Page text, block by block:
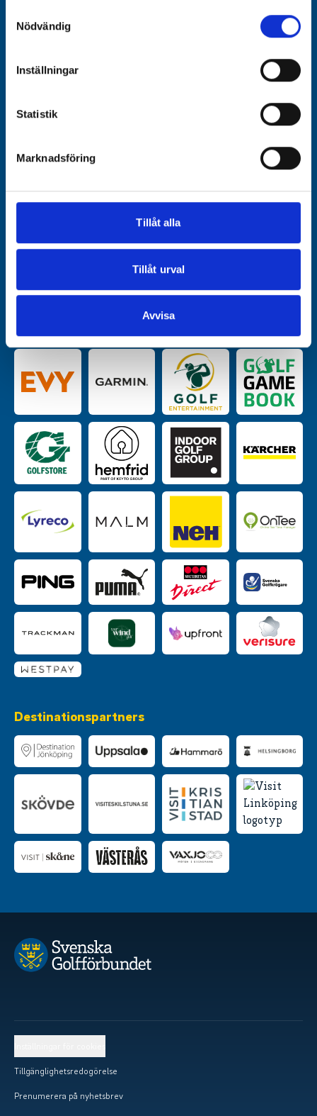
kan ha en noggrannhet på upp till flera meter
Ta reda på mer om hur dina personliga uppgifter
Du kan ändra eller dra tillbaka ditt samtycke när som
Vi använder enhetsidentifierare för att anpassa innehållet
för sociala medier och analysera vår trafik. Vi
vidarebefordrar även sådana identifierare och annan
annons- och analysföretag som vi samarbetar med.
Dessa kan i sin tur kombinera informationen med annan
Nödvändig
Inställningar
Statistik
Marknadsföring
Tillåt alla
Tillåt urval
Avvisa
Destinationspartners
Tillgänglighetsredogörelse
Prenumerera på nyhetsbrev